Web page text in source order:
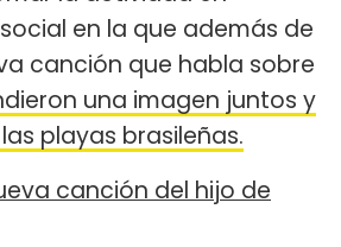
en la que además de
canción que habla sobre
una imagen juntos y
playas brasileñas.
canción del hijo de